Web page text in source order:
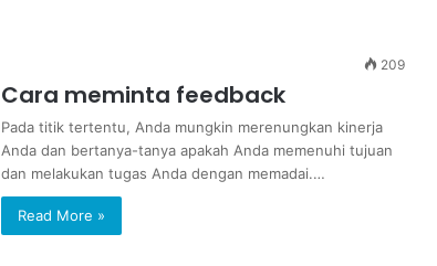
209
Cara meminta feedback
Pada titik tertentu, Anda mungkin merenungkan kinerja
Anda dan bertanya-tanya apakah Anda memenuhi tujuan
dan melakukan tugas Anda dengan memadai.…
Read More »